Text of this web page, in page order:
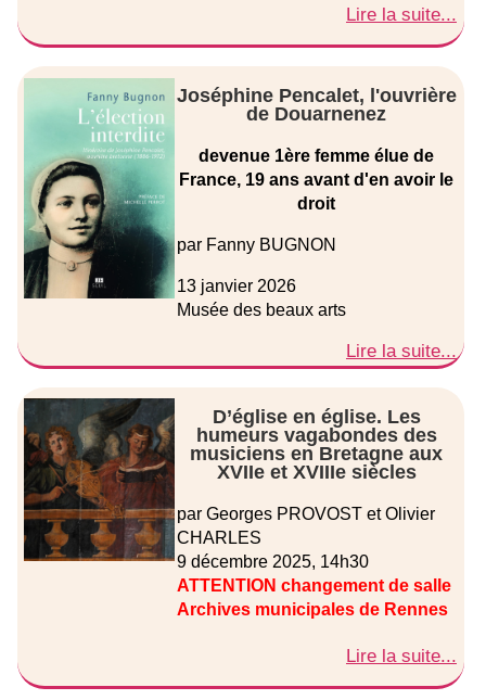
Lire la suite...
Joséphine Pencalet, l'ouvrière
de Douarnenez
devenue 1ère femme élue de
France, 19 ans avant d'en avoir le
droit
par Fanny BUGNON
13 janvier 2026
Musée des beaux arts
Lire la suite...
D’église en église. Les
humeurs vagabondes des
musiciens en Bretagne aux
XVIIe et XVIIIe siècles
par Georges PROVOST et Olivier
CHARLES
9 décembre 2025, 14h30
ATTENTION changement de salle
Archives municipales de Rennes
Lire la suite...